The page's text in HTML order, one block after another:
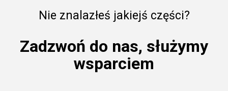
Nie znalazłeś jakiejś części?
Zadzwoń do nas, służymy
wsparciem